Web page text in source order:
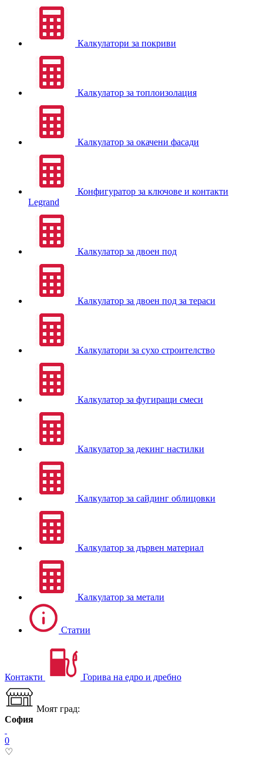
Калкулатори за покриви
Калкулатор за топлоизолация
Калкулатор за окачени фасади
Конфигуратор за ключове и контакти
Legrand
Калкулатор за двоен под
Калкулатор за двоен под за тераси
Калкулатори за сухо строителство
Калкулатор за фугиращи смеси
Калкулатор за декинг настилки
Калкулатор за сайдинг облицовки
Калкулатор за дървен материал
Калкулатор за метали
Статии
Контакти Горива на едро и дребно
Моят град:
София
0
♡